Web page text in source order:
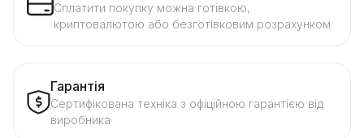
Сплатити покупку можна готівкою,
криптовалютою або безготівковим розрахунком
Гарантія
Сертифікована техніка з офіційною гарантією від
виробника